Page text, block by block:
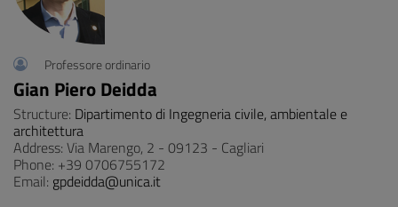
Professore ordinario
Gian Piero Deidda
Structure: Dipartimento di Ingegneria civile, ambientale e
architettura
Address: Via Marengo, 2 - 09123 - Cagliari
Phone: +39 0706755172
Email: gpdeidda@unica.it